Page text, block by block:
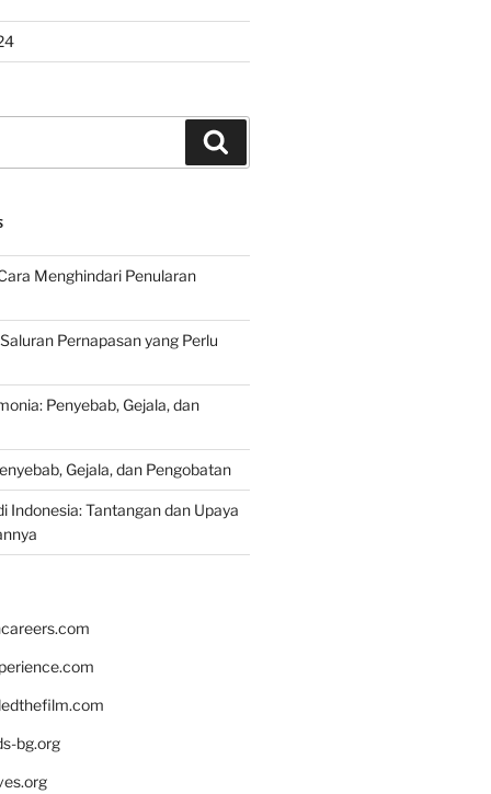
Menghindari Penularan
Pernapasan yang Perlu
Penyebab, Gejala, dan
Gejala, dan Pengobatan
Indonesia: Tantangan dan Upaya
bg.org